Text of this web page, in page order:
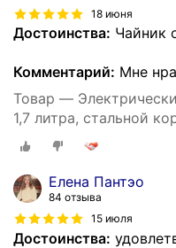
18 июня
Достоинства: Чайник
Комментарий: Мне
Товар —
1,7 литра, стальной
фильтр от накипи,
Елена Пантэо
84 отзыва
15 июля
Достоинства: